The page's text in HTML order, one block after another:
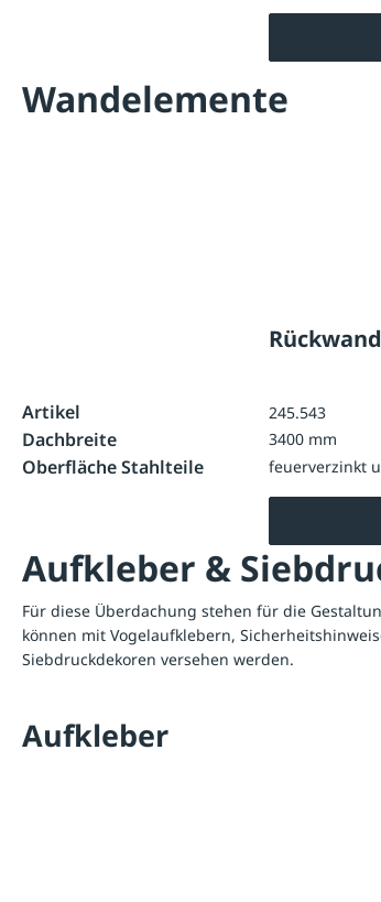
Wandelemente
Artikel
Dachbreite
Oberfläche Stahlteile
245.543
3400 mm
feuerverzinkt
Aufkleber &
Für diese Überdachung stehen für die
können mit Vogelaufklebern,
Siebdruckdekoren versehen werden.
Aufkleber